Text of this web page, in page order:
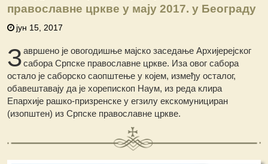
православне цркве у мају 2017. у Београду
јун 15, 2017
Завршено је овогодишње мајско заседање Архијерејског
сабора Српске православне цркве. Иза овог сабора
остало је саборско саопштење у којем, између осталог,
обавештавају да је хорепископ Наум, из реда клира
Епархије рашко-призренске у егзилу екскомунициран
(изопштен) из Српске православне цркве.